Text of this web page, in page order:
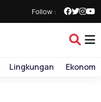
Follow :
Lingkungan Ekonomi